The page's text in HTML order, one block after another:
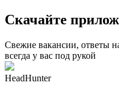
Скачайте
Свежие вакансии, ответы
всегда у вас под рукой
HeadHunter